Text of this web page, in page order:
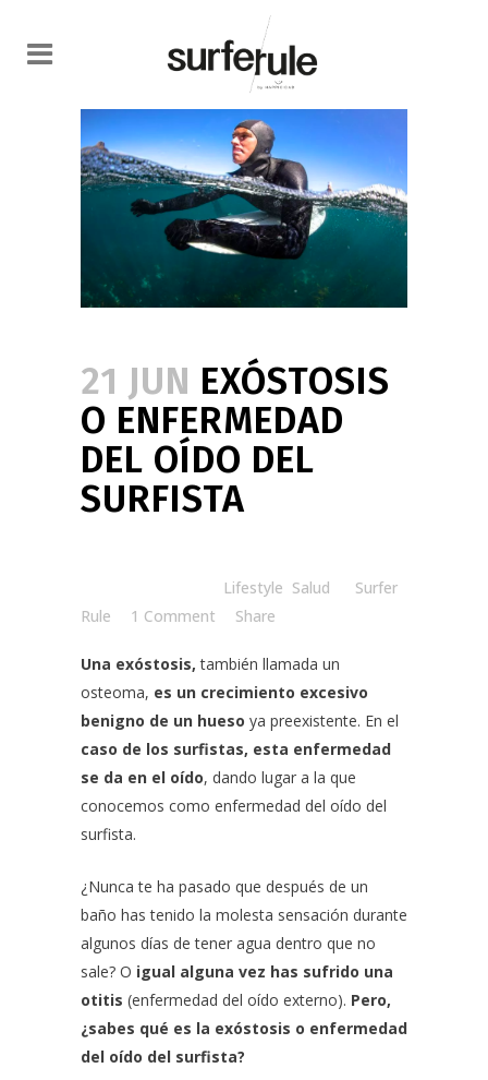
21 JUN EXÓSTOSIS
O ENFERMEDAD
DEL OÍDO DEL
SURFISTA
Lifestyle Salud
Surfer
Rule
1 Comment Share
Una exóstosis, también llamada un
osteoma, es un crecimiento excesivo
benigno de un hueso ya preexistente. En el
caso de los surfistas, esta enfermedad
se da en el oído, dando lugar a la que
conocemos como enfermedad del oído del
surfista.
¿Nunca te ha pasado que después de un
baño has tenido la molesta sensación durante
algunos días de tener agua dentro que no
sale? O igual alguna vez has sufrido una
otitis (enfermedad del oído externo). Pero,
¿sabes qué es la exóstosis o enfermedad
del oído del surfista?